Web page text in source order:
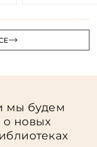
мы будем
о новых